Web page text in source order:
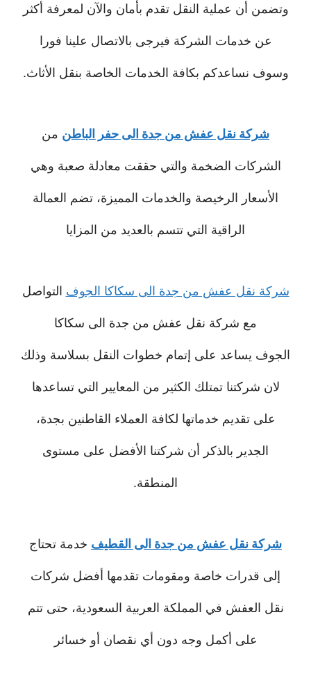
وتضمن أن عملية النقل تقدم بأمان والآن لمعرفة أكثر
عن خدمات الشركة فيرجى بالاتصال علينا فورا
وسوف نساعدكم بكافة الخدمات الخاصة بنقل الأثاث.
شركة نقل عفش من جدة الى حفر الباطن من
الشركات الضخمة والتي حققت معادلة صعبة وهي
الأسعار الرخيصة والخدمات المميزة، تضم العمالة
الراقية التي تتسم بالعديد من المزايا
شركة نقل عفش من جدة الى سكاكا الجوف التواصل
مع شركة نقل عفش من جدة الى سكاكا
الجوف يساعد على إتمام خطوات النقل بسلاسة وذلك
لان شركتنا تمتلك الكثير من المعايير التي تساعدها
على تقديم خدماتها لكافة العملاء القاطنين بجدة،
الجدير بالذكر أن شركتنا الأفضل على مستوى
المنطقة.
شركة نقل عفش من جدة الى القطيف خدمة تحتاج
إلى قدرات خاصة ومقومات تقدمها أفضل شركات
نقل العفش في المملكة العربية السعودية، حتى تتم
على أكمل وجه دون أي نقصان أو خسائر